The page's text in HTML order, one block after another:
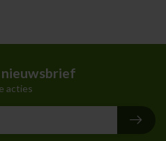
acties